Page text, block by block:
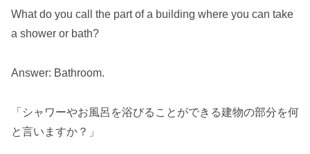
What do you call the part of a building where you can take
a shower or bath?
Answer: Bathroom.
「シャワーやお風呂を浴びることができる建物の部分を何
と言いますか？」